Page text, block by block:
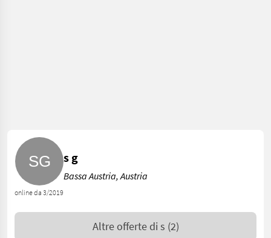
online da 3/2019
s g
Bassa Austria, Austria
Altre offerte di s (2)